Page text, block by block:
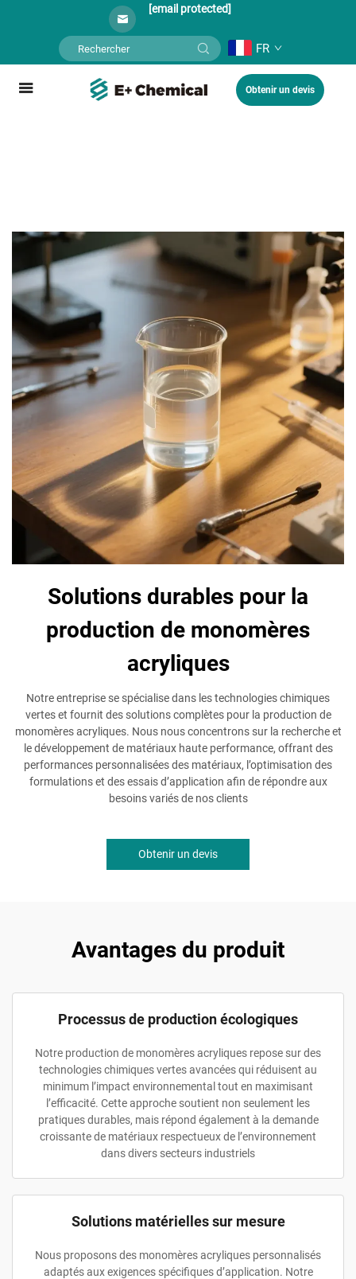
[email protected]
FR
Obtenir un devis
Solutions durables pour la
production de monomères
acryliques
Notre entreprise se spécialise dans les technologies chimiques
vertes et fournit des solutions complètes pour la production de
monomères acryliques. Nous nous concentrons sur la recherche et
le développement de matériaux haute performance, offrant des
performances personnalisées des matériaux, l’optimisation des
formulations et des essais d’application afin de répondre aux
besoins variés de nos clients
Obtenir un devis
Avantages du produit
Processus de production écologiques
Notre production de monomères acryliques repose sur des
technologies chimiques vertes avancées qui réduisent au
minimum l’impact environnemental tout en maximisant
l’efficacité. Cette approche soutient non seulement les
pratiques durables, mais répond également à la demande
croissante de matériaux respectueux de l’environnement
dans divers secteurs industriels
Solutions matérielles sur mesure
Nous proposons des monomères acryliques personnalisés
adaptés aux exigences spécifiques d’application. Notre